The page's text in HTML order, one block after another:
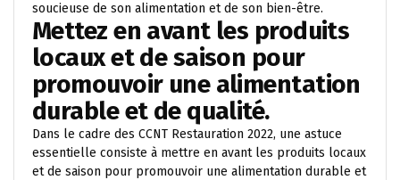
soucieuse de son alimentation et de son bien-être.
Mettez en avant les produits
locaux et de saison pour
promouvoir une alimentation
durable et de qualité.
Dans le cadre des CCNT Restauration 2022, une astuce
essentielle consiste à mettre en avant les produits locaux
et de saison pour promouvoir une alimentation durable et